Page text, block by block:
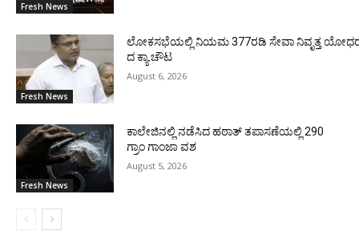
Fresh News
Fresh News
ಲೋಕಸಭೆಯಲ್ಲಿ ನಿಯಮ 377ರಡಿ ಸೇವಾ ನಿವೃತ್ತ ಯೋಧರ
ದ ಕ್ಯಾ.ಚೌಟ
August 6, 2026
Fresh News
ಕಾಲೇಜಿನಲ್ಲಿ ನಡೆಸಿದ ಹಠಾತ್ ತಪಾಸಣೆಯಲ್ಲಿ 290
ಗ್ರಾಂ ಗಾಂಜಾ ವಶ
August 5, 2026